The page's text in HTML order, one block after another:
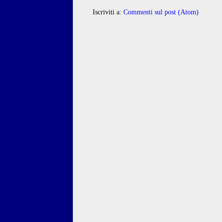
Iscriviti a: Commenti sul post (Atom)